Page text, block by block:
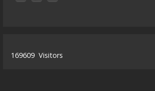
169609 Visitors